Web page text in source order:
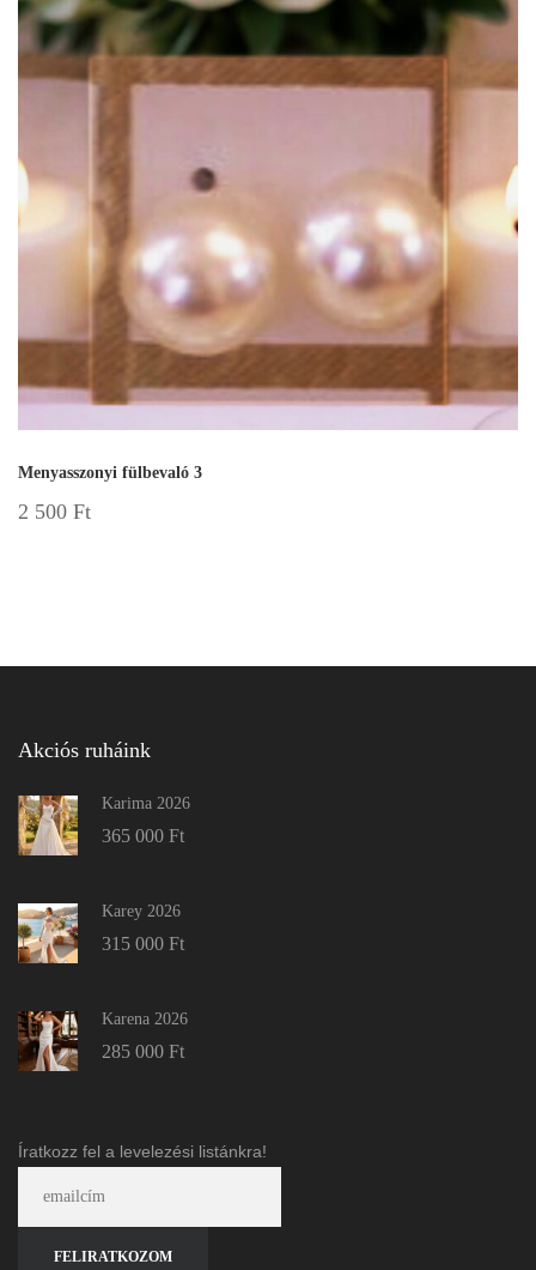
Menyasszonyi fülbevaló 3
2 500 Ft
Akciós ruháink
Karima 2026
365 000 Ft
Karey 2026
315 000 Ft
Karena 2026
285 000 Ft
Íratkozz fel a levelezési listánkra!